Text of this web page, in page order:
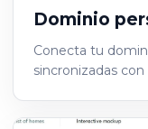
Dominio
Conecta tu
sincronizadas